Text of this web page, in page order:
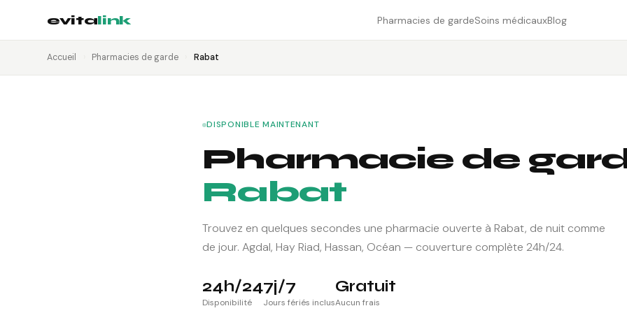
evitalink Pharmacies de gardeSoins médicauxBlog
Accueil Pharmacies de garde Rabat
DISPONIBLE MAINTENANT
Pharmacie de
Rabat
Trouvez en quelques secondes une pharmacie ouverte à Rabat, de nuit comme
de jour. Agdal, Hay Riad, Hassan, Océan — couverture complète 24h/24.
24h/24
Disponibilité
7j/7
Jours fériés inclus
Gratuit
Aucun frais